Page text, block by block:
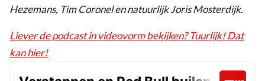
Hezemans, Tim Coronel en natuurlijk Joris Mosterdijk.
Liever de podcast in videovorm bekijken? Tuurlijk! Dat
kan hier!